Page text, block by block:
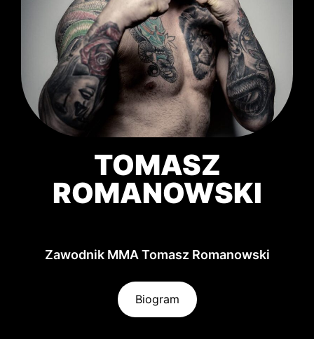
TOMASZ
ROMANOWSKI
Zawodnik MMA Tomasz Romanowski
Biogram